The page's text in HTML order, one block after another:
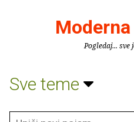
Pogledaj... sve
Sve teme